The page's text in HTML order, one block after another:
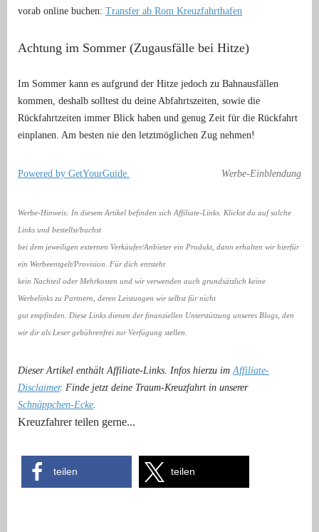
vorab online buchen: Transfer ab Rom Kreuzfahrthafen
Achtung im Sommer (Zugausfälle bei Hitze)
Im Sommer kann es aufgrund der Hitze jedoch zu Bahnausfällen
kommen, deshalb solltest du deine Abfahrtszeiten, sowie die
Rückfahrtzeiten immer Blick haben und genug Zeit für die Rückfahrt
einplanen. Am besten nie den letztmöglichen Zug nehmen!
Werbe-Einblendung
Powered by GetYourGuide.
Werbe-Hinweis: In diesem Artikel befinden sich Affiliate-Links. Klickst du auf solche
Links und bestellst/buchst
bei dem jeweiligen externen Verkäufer/Anbieter ein Produkt, dann erhalten wir hierfür
ein Werbeentgelt/Provision. Für dich entsteht
kein Nachteil oder Mehrkosten und wir verwenden auch grundsätzlich keine
Werbelinks zu Partnern, deren Leistungen wir selbst für nicht
gut empfinden. Diese Links dienen der finanziellen Unterstützung unseres Blogs, den
wir dir als Leser gebührenfrei zur Verfügung stellen.
Dieser Artikel enthält Affiliate-Links. Infos hierzu imAffiliate-
Disclaimer. Finde jetzt deine Traum-Kreuzfahrt in unserer
Schnäppchen-Ecke.
Kreuzfahrer teilen gerne...
teilen teilen